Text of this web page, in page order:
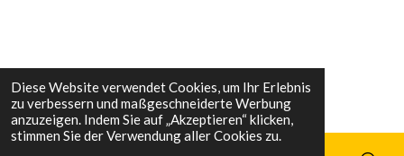
Diese Website verwendet Cookies, um Ihr Erlebnis
zu verbessern und maßgeschneiderte Werbung
anzuzeigen. Indem Sie auf „Akzeptieren“ klicken,
stimmen Sie der Verwendung aller Cookies zu.